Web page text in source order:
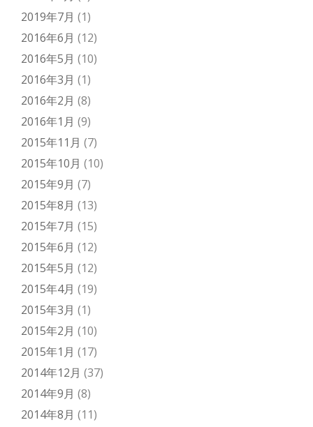
2019年7月 (1)
2016年6月 (12)
2016年5月 (10)
2016年3月 (1)
2016年2月 (8)
2016年1月 (9)
2015年11月 (7)
2015年10月 (10)
2015年9月 (7)
2015年8月 (13)
2015年7月 (15)
2015年6月 (12)
2015年5月 (12)
2015年4月 (19)
2015年3月 (1)
2015年2月 (10)
2015年1月 (17)
2014年12月 (37)
2014年9月 (8)
2014年8月 (11)